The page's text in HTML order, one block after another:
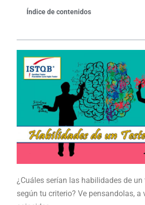
Índice de contenidos
¿Cuáles serían las habilidades de un
según tu criterio? Ve pensandolas, a